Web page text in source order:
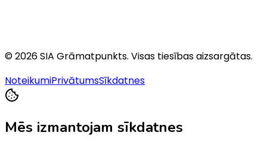
©2026SIA Grāmatpunkts. Visas tiesības aizsargātas.
NoteikumiPrivātumsSīkdatnes
Mēs izmantojam sīkdatnes